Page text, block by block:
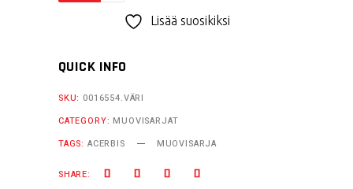
Lisää suosikiksi
QUICK INFO
SKU: 0016554.VÄRI
CATEGORY: MUOVISARJAT
TAGS: ACERBIS MUOVISARJA
SHARE: